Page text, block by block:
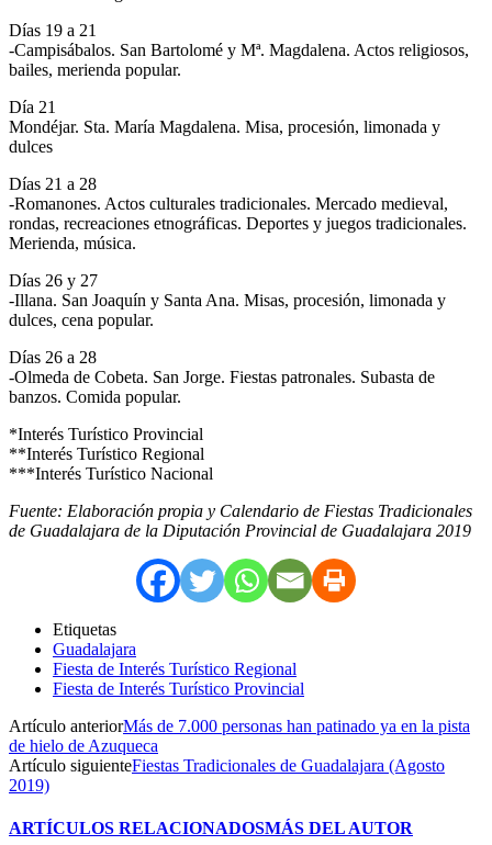
Días 19 a 21
-Campisábalos. San Bartolomé y Mª. Magdalena. Actos religiosos,
bailes, merienda popular.
Día 21
Mondéjar. Sta. María Magdalena. Misa, procesión, limonada y
dulces
Días 21 a 28
-Romanones. Actos culturales tradicionales. Mercado medieval,
rondas, recreaciones etnográficas. Deportes y juegos tradicionales.
Merienda, música.
Días 26 y 27
-Illana. San Joaquín y Santa Ana. Misas, procesión, limonada y
dulces, cena popular.
Días 26 a 28
-Olmeda de Cobeta. San Jorge. Fiestas patronales. Subasta de
banzos. Comida popular.
*Interés Turístico Provincial
**Interés Turístico Regional
***Interés Turístico Nacional
Fuente: Elaboración propia y Calendario de Fiestas Tradicionales
de Guadalajara de la Diputación Provincial de Guadalajara 2019
Etiquetas
Guadalajara
Fiesta de Interés Turístico Regional
Fiesta de Interés Turístico Provincial
Artículo anteriorMás de 7.000 personas han patinado ya en la pista
de hielo de Azuqueca
Artículo siguienteFiestas Tradicionales de Guadalajara (Agosto
2019)
ARTÍCULOS RELACIONADOSMÁS DEL AUTOR